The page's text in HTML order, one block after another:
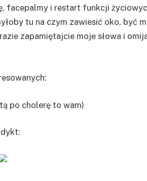
facepalmy i restart funkcji
tu na czym zawiesić oko, być
zapamiętajcie moje słowa i
po cholerę to wam)